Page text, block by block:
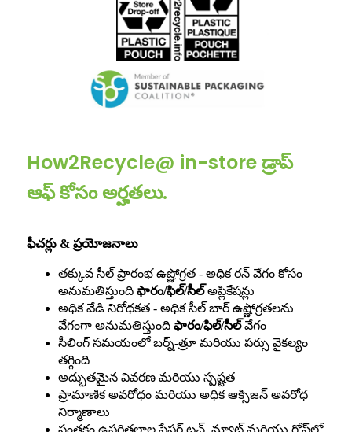
How2Recycle@ in-store డ్రాప్
ఆఫ్ కోసం అర్హతలు.
ఫీచర్లు & ప్రయోజనాలు
తక్కువ సీల్ ప్రారంభ ఉష్ణోగ్రత - అధిక రన్ వేగం కోసం
అనుమతిస్తుంది ఫారం/ఫిల్/సీల్అప్లికేషన్లు
అధిక వేడి నిరోధకత - అధిక సీల్ బార్ ఉష్ణోగ్రతలను
వేగంగా అనుమతిస్తుంది ఫారం/ఫిల్/సీల్వేగం
సీలింగ్ సమయంలో బర్న్-త్రూ మరియు పర్సు వైకల్యం
తగ్గింది
అద్భుతమైన వివరణ మరియు స్పష్టత
ప్రామాణిక అవరోధం మరియు అధిక ఆక్సిజన్ అవరోధ
నిర్మాణాలు
సంతకం ఉపరితలాల పేపర్ టచ్, మ్యాట్ మరియు గ్లోస్‌లో